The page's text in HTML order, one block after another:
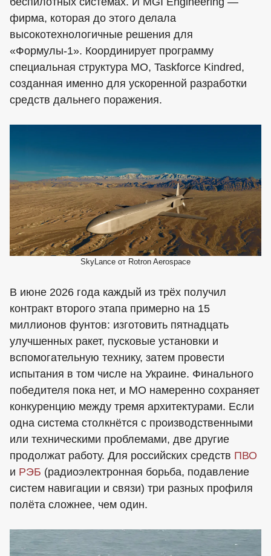
фирма, которая до этого делала
высокотехнологичные решения для
«Формулы-1». Координирует программу
специальная структура МО, Taskforce Kindred,
созданная именно для ускоренной разработки
средств дальнего поражения.
SkyLance от Rotron Aerospace
В июне 2026 года каждый из трёх получил
контракт второго этапа примерно на 15
миллионов фунтов: изготовить пятнадцать
улучшенных ракет, пусковые установки и
вспомогательную технику, затем провести
испытания в том числе на Украине. Финального
победителя пока нет, и МО намеренно сохраняет
конкуренцию между тремя архитектурами. Если
одна система столкнётся с производственными
или техническими проблемами, две другие
продолжат работу. Для российских средств ПВО
и РЭБ (радиоэлектронная борьба, подавление
систем навигации и связи) три разных профиля
полёта сложнее, чем один.